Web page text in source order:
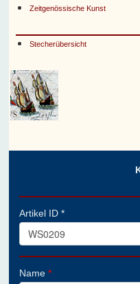
Zeitgenössische Kunst
Stecherübersicht
Artikel ID *
Name*